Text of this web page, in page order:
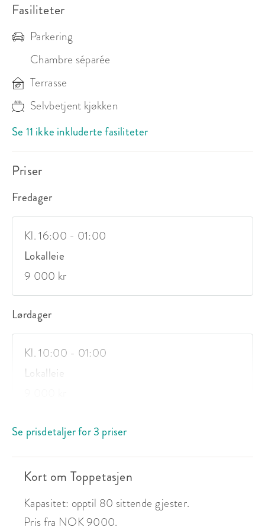
Fasiliteter
Parkering
Chambre séparée
Terrasse
Selvbetjent kjøkken
Se 11 ikke inkluderte fasiliteter
Priser
Fredager
Kl. 16:00 - 01:00
Lokalleie
9 000 kr
Lørdager
Kl. 10:00 - 01:00
Lokalleie
Se prisdetaljer for 3 priser
Kort om Toppetasjen
Kapasitet: opptil 80 sittende gjester.
Pris fra NOK 9000.